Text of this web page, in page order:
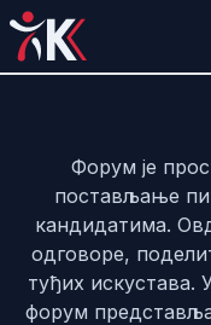
Форум је
постављање
кандидатима.
одговоре,
туђих искустава.
форум